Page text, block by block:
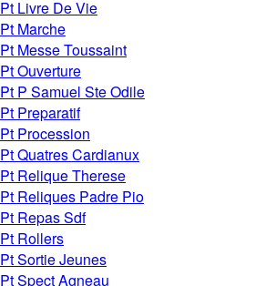
Pt Livre De Vie
Pt Marche
Pt Messe Toussaint
Pt Ouverture
Pt P Samuel Ste Odile
Pt Preparatif
Pt Procession
Pt Quatres Cardianux
Pt Relique Therese
Pt Reliques Padre Pio
Pt Repas Sdf
Pt Rollers
Pt Sortie Jeunes
Pt Spect Agneau